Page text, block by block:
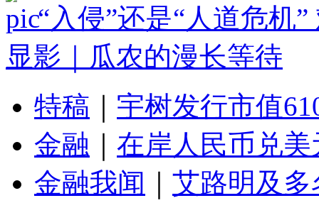
“入侵”还是“人道危机
显影｜瓜农的漫长等待
特稿
宇树发行市值
金融
在岸人民币兑
金融我闻
艾路明及